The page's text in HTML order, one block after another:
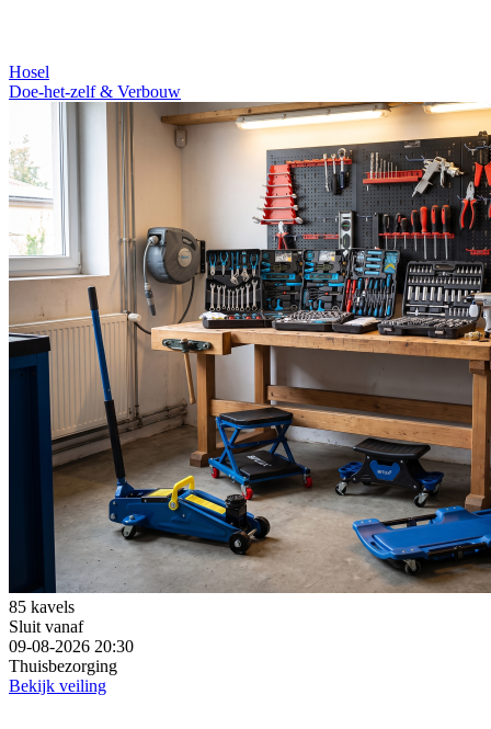
Hosel
Doe-het-zelf & Verbouw
85 kavels
Sluit vanaf
09-08-2026 20:30
Thuisbezorging
Bekijk veiling